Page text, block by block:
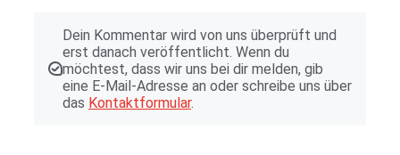
Dein Kommentar wird von uns überprüft und
erst danach veröffentlicht. Wenn du
möchtest, dass wir uns bei dir melden, gib
eine E-Mail-Adresse an oder schreibe uns über
das Kontaktformular.